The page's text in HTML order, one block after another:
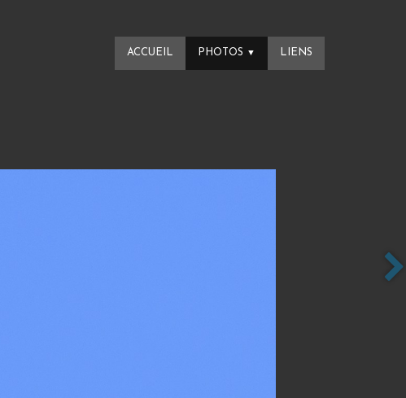
ACCUEIL PHOTOS ▼ LIENS